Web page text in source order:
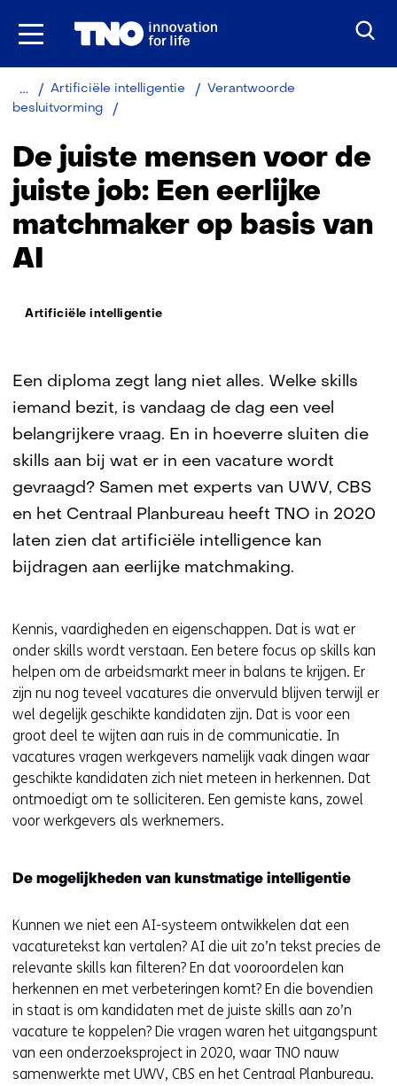
Ga
Home Artificiële intelligentie
Verantwoorde
besluitvorming
voor
de
juiste
job:
Een
basis
De juiste mensen voor de
juiste job: Een eerlijke
matchmaker op basis van
AI
Thema:
Artificiële intelligentie
Een diploma zegt lang niet alles. Welke skills
iemand bezit, is vandaag de dag een veel
belangrijkere vraag. En in hoeverre sluiten die
skills aan bij wat er in een vacature wordt
gevraagd? Samen met experts van UWV, CBS
en het Centraal Planbureau heeft TNO in 2020
laten zien dat artificiële intelligence kan
bijdragen aan eerlijke matchmaking.
Kennis, vaardigheden en eigenschappen. Dat is wat er
onder skills wordt verstaan. Een betere focus op skills kan
helpen om de arbeidsmarkt meer in balans te krijgen. Er
zijn nu nog teveel vacatures die onvervuld blijven terwijl er
wel degelijk geschikte kandidaten zijn. Dat is voor een
groot deel te wijten aan ruis in de communicatie. In
vacatures vragen werkgevers namelijk vaak dingen waar
geschikte kandidaten zich niet meteen in herkennen. Dat
ontmoedigt om te solliciteren. Een gemiste kans, zowel
voor werkgevers als werknemers.
De mogelijkheden van kunstmatige intelligentie
Kunnen we niet een AI-systeem ontwikkelen dat een
vacaturetekst kan vertalen? AI die uit zo’n tekst precies de
relevante skills kan filteren? En dat vooroordelen kan
herkennen en met verbeteringen komt? En die bovendien
in staat is om kandidaten met de juiste skills aan zo’n
vacature te koppelen? Die vragen waren het uitgangspunt
van een onderzoeksproject in 2020, waar TNO nauw
samenwerkte met UWV, CBS en het Centraal Planbureau.